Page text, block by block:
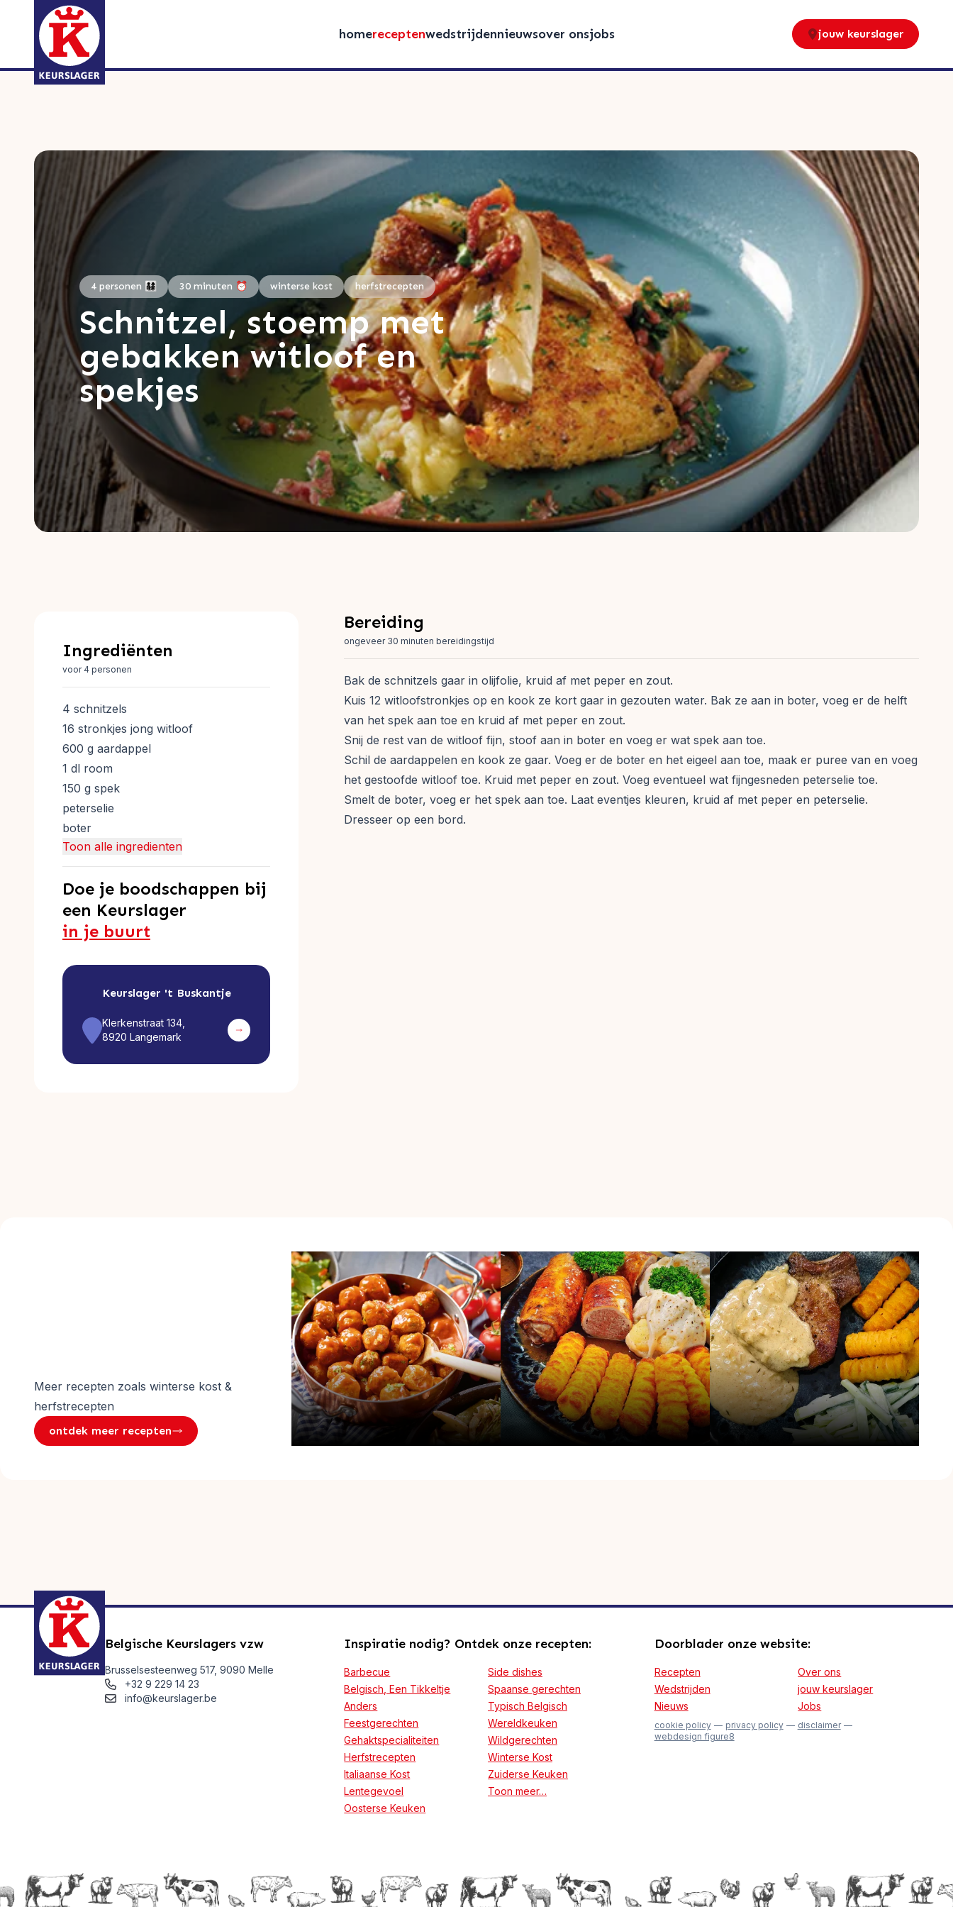
homereceptenwedstrijdennieuwsover onsjobs jouw keurslager
4 personen 👨‍👩‍👧‍👦 30 minuten ⏰ winterse kost herfstrecepten
Schnitzel, stoemp met
gebakken witloof en
spekjes
Ingrediënten
voor 4 personen
4 schnitzels
16 stronkjes jong witloof
600 g aardappel
1 dl room
150 g spek
peterselie
boter
Toon alle ingredienten
Doe je boodschappen bij
een Keurslager
in je buurt
Keurslager 't Buskantje
Klerkenstraat 134,
8920 Langemark
Bereiding
ongeveer 30 minuten bereidingstijd
Bak de schnitzels gaar in olijfolie, kruid af met peper en zout.
Kuis 12 witloofstronkjes op en kook ze kort gaar in gezouten water. Bak ze aan in boter, voeg er de helft
van het spek aan toe en kruid af met peper en zout.
Snij de rest van de witloof fijn, stoof aan in boter en voeg er wat spek aan toe.
Schil de aardappelen en kook ze gaar. Voeg er de boter en het eigeel aan toe, maak er puree van en voeg
het gestoofde witloof toe. Kruid met peper en zout. Voeg eventueel wat fijngesneden peterselie toe.
Smelt de boter, voeg er het spek aan toe. Laat eventjes kleuren, kruid af met peper en peterselie.
Dresseer op een bord.
Meer recepten zoals winterse kost &
herfstrecepten
ontdek meer recepten
Belgische Keurslagers vzw
Brusselsesteenweg 517, 9090 Melle
+32 9 229 14 23
info@keurslager.be
Inspiratie nodig? Ontdek onze recepten:
Barbecue
Belgisch, Een Tikkeltje
Anders
Feestgerechten
Gehaktspecialiteiten
Herfstrecepten
Italiaanse Kost
Lentegevoel
Oosterse Keuken
Side dishes
Spaanse gerechten
Typisch Belgisch
Wereldkeuken
Wildgerechten
Winterse Kost
Zuiderse Keuken
Toon meer…
Doorblader onze website:
Recepten
Wedstrijden
Nieuws
Over ons
jouw keurslager
Jobs
cookie policy privacy policy
disclaimer
webdesign figure8